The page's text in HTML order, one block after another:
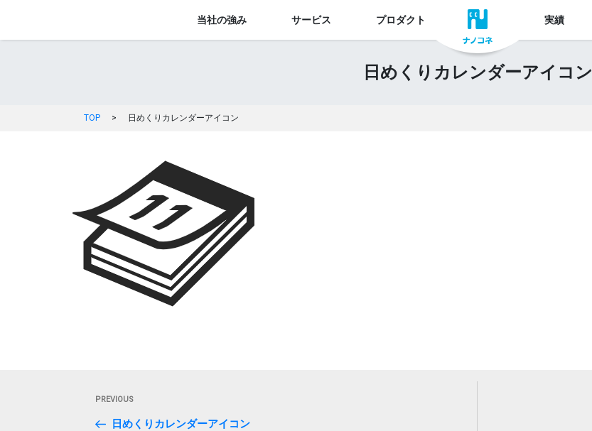
当社の強み サービス プロダクト 実績
日めくりカレンダーアイコン
TOP > 日めくりカレンダーアイコン
Previous
Post
PREVIOUS
日めくりカレンダーアイコン